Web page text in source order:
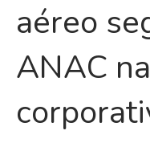
aéreo
ANAC